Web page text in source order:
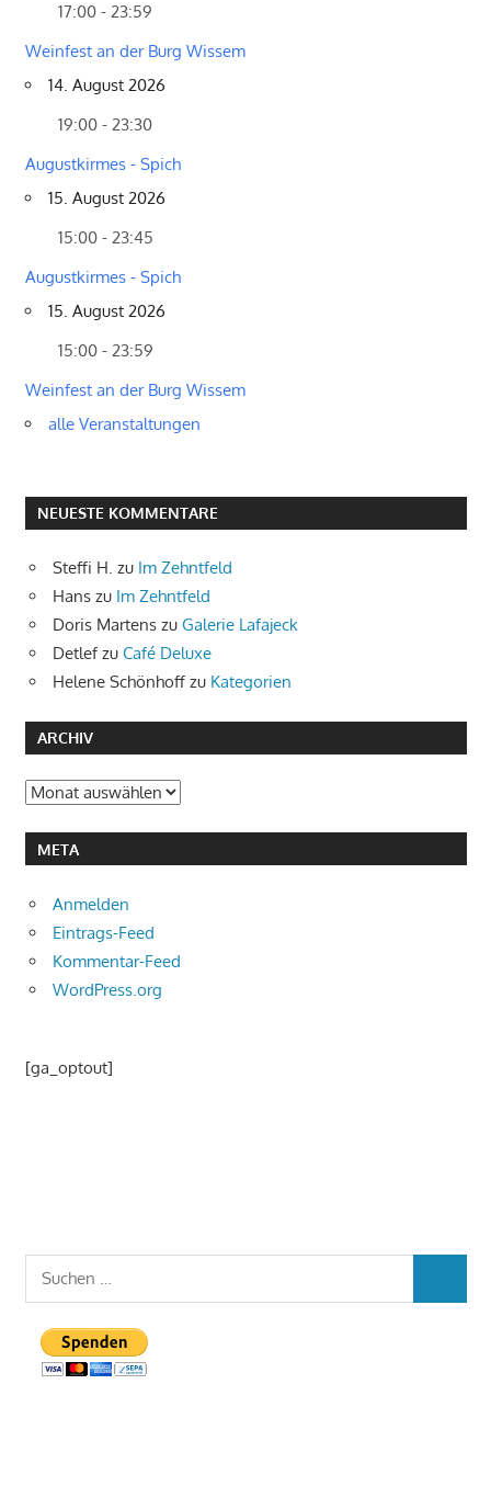
17:00 - 23:59
Weinfest an der Burg Wissem
14. August 2026
19:00 - 23:30
Augustkirmes - Spich
15. August 2026
15:00 - 23:45
Augustkirmes - Spich
15. August 2026
15:00 - 23:59
Weinfest an der Burg Wissem
alle Veranstaltungen
NEUESTE KOMMENTARE
Steffi H. zu Im Zehntfeld
Hans zu Im Zehntfeld
Doris Martens zu Galerie Lafajeck
Detlefzu Café Deluxe
Helene Schönhoff zu Kategorien
ARCHIV
Archiv
META
Anmelden
Eintrags-Feed
Kommentar-Feed
WordPress.org
[ga_optout]
Suchen